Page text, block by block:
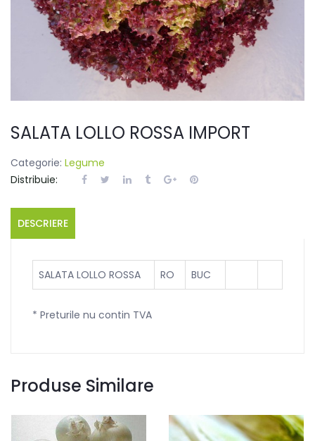
SALATA LOLLO ROSSA IMPORT
Categorie: Legume
Distribuie:
DESCRIERE
SALATA LOLLO ROSSA RO BUC
* Preturile nu contin TVA
Produse Similare